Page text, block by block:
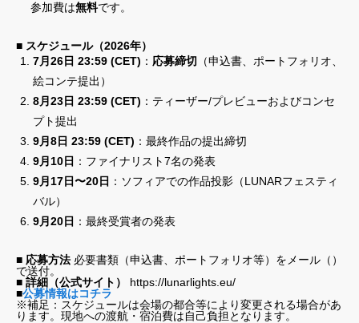
参加費は無料です。
■ スケジュール（2026年）
7月26日 23:59 (CET) ： 応募締切 （申込書、ポートフォリオ、
絵コンテ提出）
8月23日 23:59 (CET) ：ティーザー/プレビューおよびコンセ
プト提出
9月8日 23:59 (CET) ：最終作品の提出締切
9月10日 ：ファイナリスト7名の発表
9月17日〜20日 ：ソフィアでの作品投影（LUNARフェスティ
バル）
9月20日 ：最終受賞者の発表
■ 応募方法 必要書類（申込書、ポートフォリオ等）をメール（）
で送付。
■ 詳細（公式サイト）
https://lunarlights.eu/
■公募情報はコチラ
※補足：スケジュールは会場の都合等により変更される場合があ
ります。現地への渡航・宿泊費は自己負担となります。
お問い合わせ